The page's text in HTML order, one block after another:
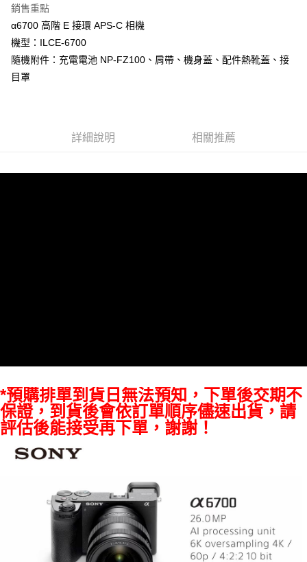
相關說明
AFTEE先享後付是「在收到商品之後才付款」的支付方式。 讓您購物簡單
便利好安心！
１．簡單：不需註冊會員、不需綁卡、不需儲值。
２．便利：只要手機號碼，簡訊認證，即可結帳。
３．安心：先確認商品／服務後，再付款。
２．訂單成立數日內，您將收到繳費通知簡訊。
時審查核予不同之上限額度；若仍有額度不足之情形，本公司將視審查結果
請求用戶進行身份認證。
５．嚴禁一人註冊多個帳號或使用他人資訊註冊。若發現惡意使用之情形，
恩沛科技股份有限公司將有權停止該用戶之使用額度並採取法律行動。
ATM付款
運送方式
宅配
銷售重點
α6700 高階 E 接環 APS-C 相機
機型：ILCE-6700
隨機附件：充電電池 NP-FZ100、肩帶、機身蓋、配件熱靴蓋、接
目罩
詳細說明 相關推薦
*預購排單到貨日無法預知，下單後交期不
保證，到貨後會依訂單順序儘速出貨，請
評估後能接受再下單，謝謝！